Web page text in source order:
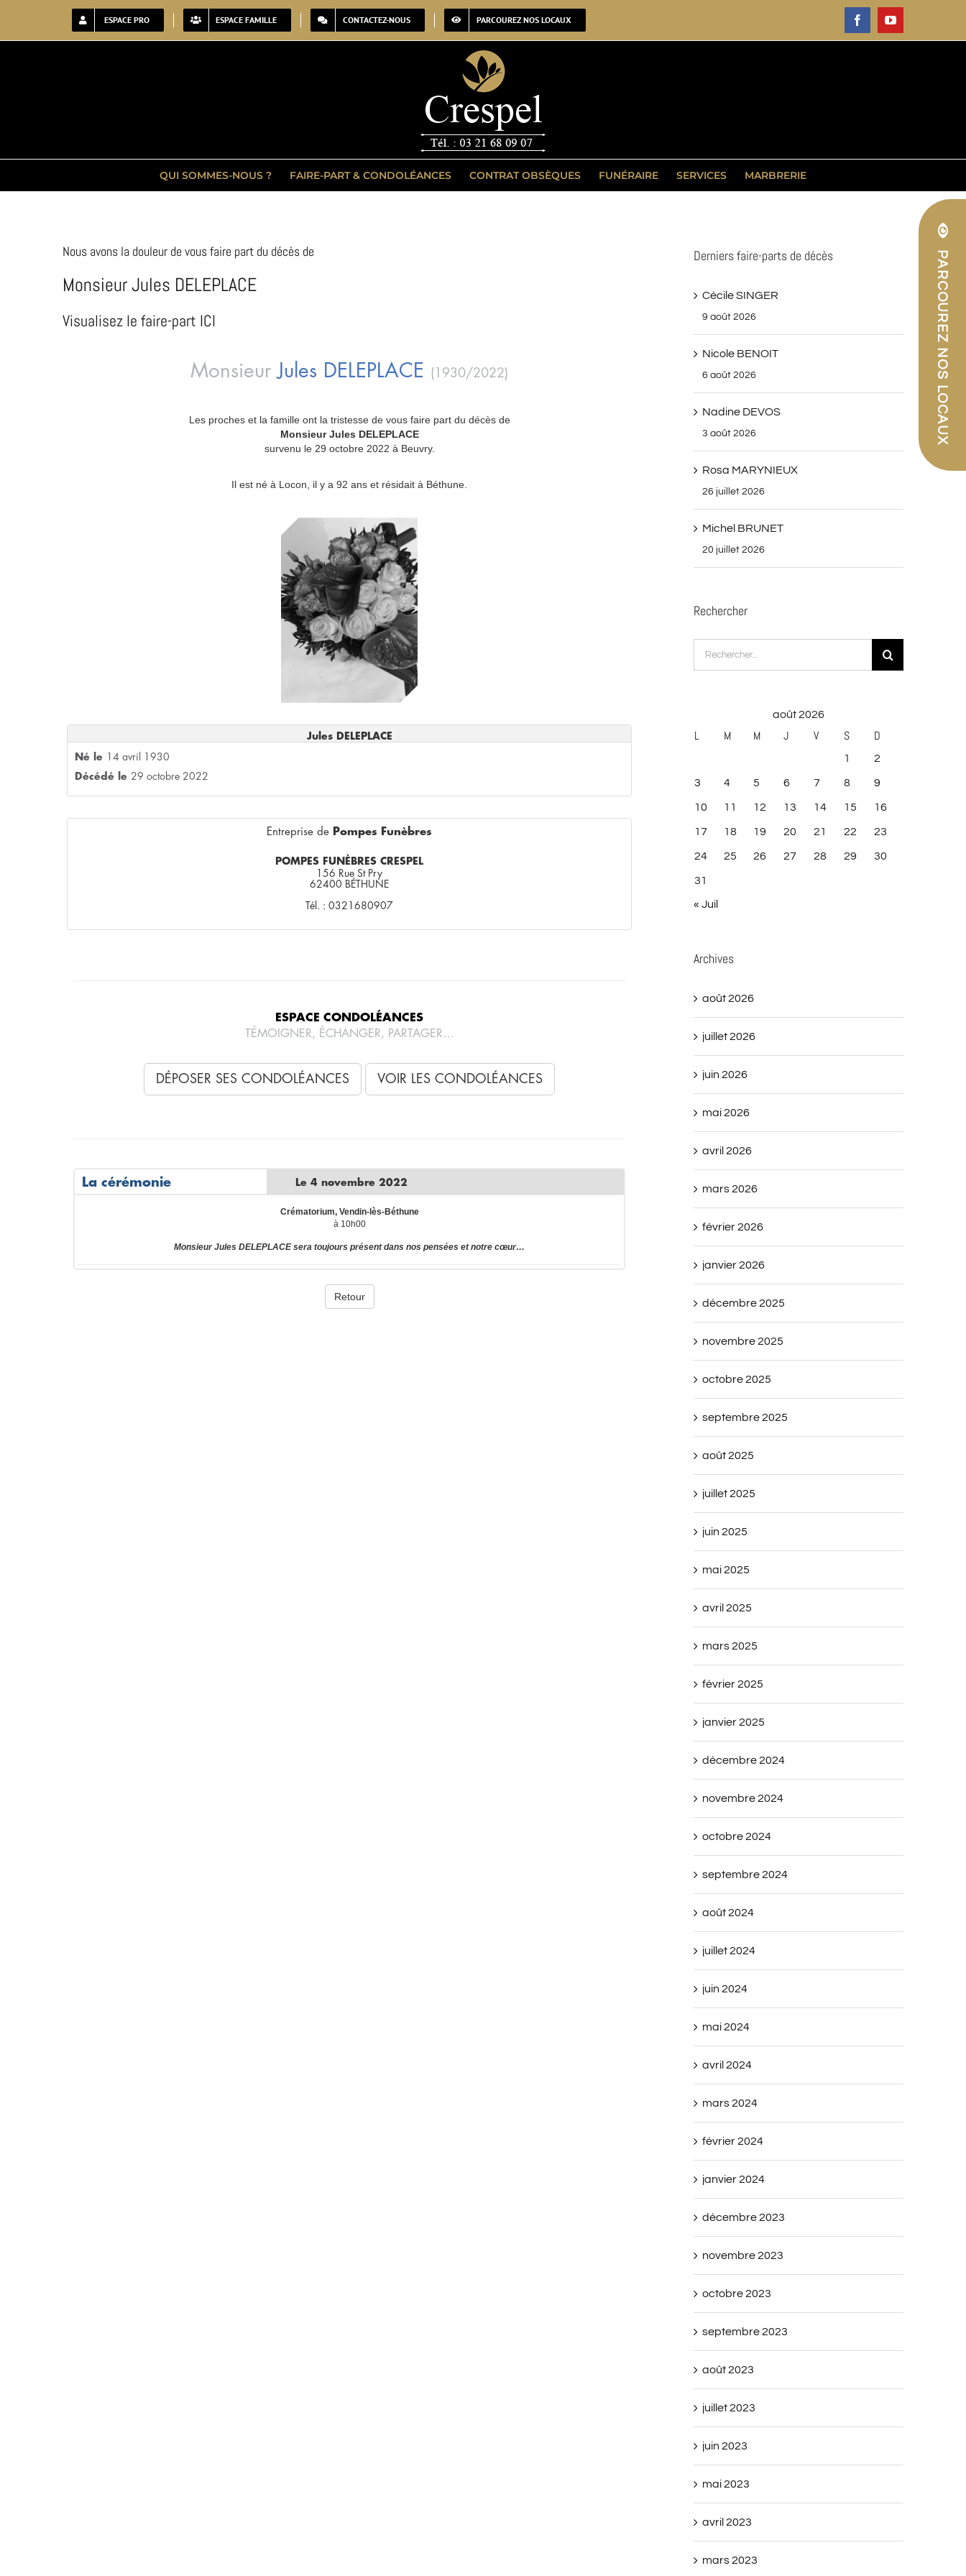
PARCOUREZ NOS LOCAUX
ESPACE PRO ESPACE FAMILLE CONTACTEZ-NOUS PARCOUREZ NOS LOCAUX FacebookYouTube
QUI SOMMES-NOUS ? FAIRE-PART & CONDOLÉANCES CONTRAT OBSÈQUES FUNÉRAIRE SERVICES MARBRERIE
Nous avons la douleur de vous faire part du décès de
Monsieur Jules DELEPLACE
Visualisez le faire-part ICI
Derniers faire-parts de décès
Cécile SINGER
9 août 2026
Nicole BENOIT
6 août 2026
Nadine DEVOS
3 août 2026
Rosa MARYNIEUX
26 juillet 2026
Michel BRUNET
20 juillet 2026
Rechercher
Rechercher:
août 2026
L M M J V S D
1 2
3 4 5 6 7 8 9
10 11 12 13 14 15 16
17 18 19 20 21 22 23
24 25 26 27 28 29 30
31
« Juil
Archives
août 2026
juillet 2026
juin 2026
mai 2026
avril 2026
mars 2026
février 2026
janvier 2026
décembre 2025
novembre 2025
octobre 2025
septembre 2025
août 2025
juillet 2025
juin 2025
mai 2025
avril 2025
mars 2025
février 2025
janvier 2025
décembre 2024
novembre 2024
octobre 2024
septembre 2024
août 2024
juillet 2024
juin 2024
mai 2024
avril 2024
mars 2024
février 2024
janvier 2024
décembre 2023
novembre 2023
octobre 2023
septembre 2023
août 2023
juillet 2023
juin 2023
mai 2023
avril 2023
mars 2023